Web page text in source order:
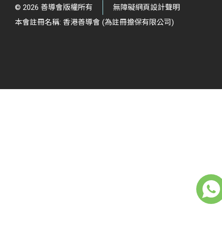
© 2026 善導會版權所有
無障礙網頁設計聲明
本會註冊名稱: 香港善導會 (為註冊擔保有限公司)